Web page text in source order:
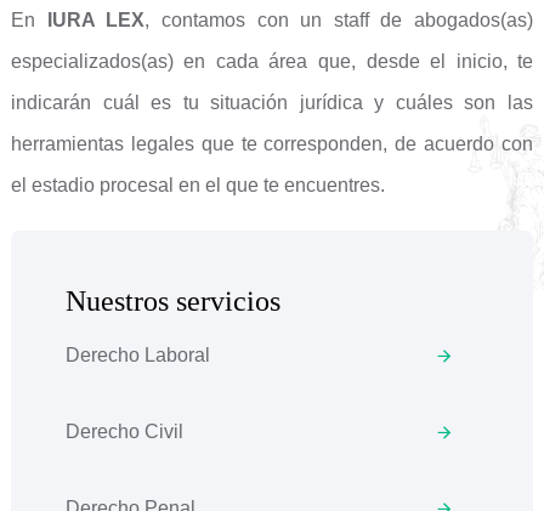
En IURA LEX, contamos con un staff de abogados(as)
especializados(as) en cada área que, desde el inicio, te
indicarán cuál es tu situación jurídica y cuáles son las
herramientas legales que te corresponden, de acuerdo con
el estadio procesal en el que te encuentres.
Nuestros servicios
Derecho Laboral
Derecho Civil